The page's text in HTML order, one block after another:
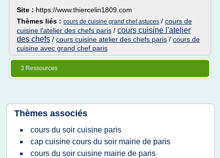
Site : https://www.thiercelin1809.com
Thèmes liés : cours de cuisine grand chef astuces / cours de
cuisine l'atelier des chefs paris / cours cuisine l'atelier
des chefs / cours cuisine atelier des chefs paris / cours de
cuisine avec grand chef paris
3 Ressources
Thèmes associés
cours du soir cuisine paris
cap cuisine cours du soir mairie de paris
cours du soir cuisine mairie de paris